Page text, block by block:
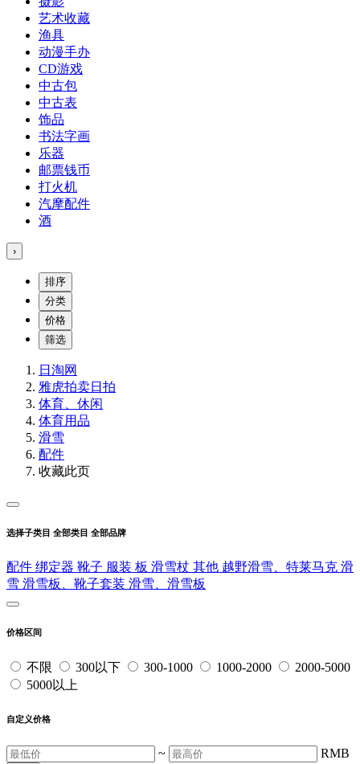
艺术收藏
渔具
动漫手办
CD游戏
中古包
中古表
饰品
书法字画
乐器
邮票钱币
打火机
汽摩配件
酒
›
排序
分类
价格
筛选
日淘网
雅虎拍卖日拍
体育、休闲
体育用品
滑雪
配件
收藏此页
选择子类目 全部类目 全部品牌
配件 绑定器 靴子 服装 板 滑雪杖 其他 越野滑雪、特莱马克 滑
雪 滑雪板、靴子套装 滑雪、滑雪板
价格区间
不限 300以下 300-1000 1000-2000
2000-5000
5000以上
自定义价格
~ RMB